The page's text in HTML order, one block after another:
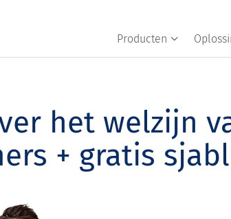
Producten
het welzijn
+ gratis